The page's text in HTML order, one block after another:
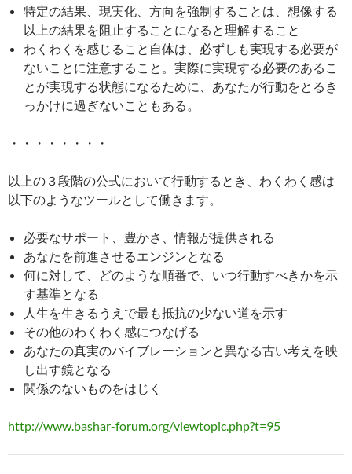
特定の結果、現実化、方向を強制することは、想像する
以上の結果を阻止することになると理解すること
わくわくを感じること自体は、必ずしも実現する必要が
ないことに注意すること。実際に実現する必要のあるこ
とが実現する状態になるために、あなたが行動をとるき
っかけに過ぎないこともある。
・・・・・・・・
以上の３段階の公式において行動するとき、わくわく感は
以下のようなツールとして働きます。
必要なサポート、豊かさ、情報が提供される
あなたを前進させるエンジンとなる
何に対して、どのような順番で、いつ行動すべきかを示
す基準となる
人生を生きるうえで最も抵抗の少ない道を示す
その他のわくわく感につなげる
あなたの真実のバイブレーションと異なる古い考えを映
し出す鏡となる
関係のないものをはじく
http://www.bashar-forum.org/viewtopic.php?t=95